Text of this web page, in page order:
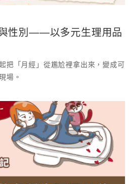
性別——以多元生理用品
把「月經」從尷尬裡拿出來，變成可